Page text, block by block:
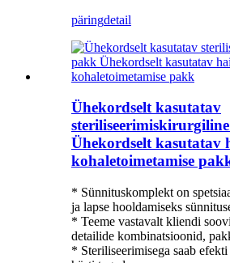
päringdetail
Ühekordselt kasutatav
Ühekordselt kasutatav
kohaletoimetamise
* Sünnituskomplekt on
ja lapse hooldamiseks
* Teeme vastavalt kliendi
detailide kombinatsioonid,
* Steriliseerimisega saab